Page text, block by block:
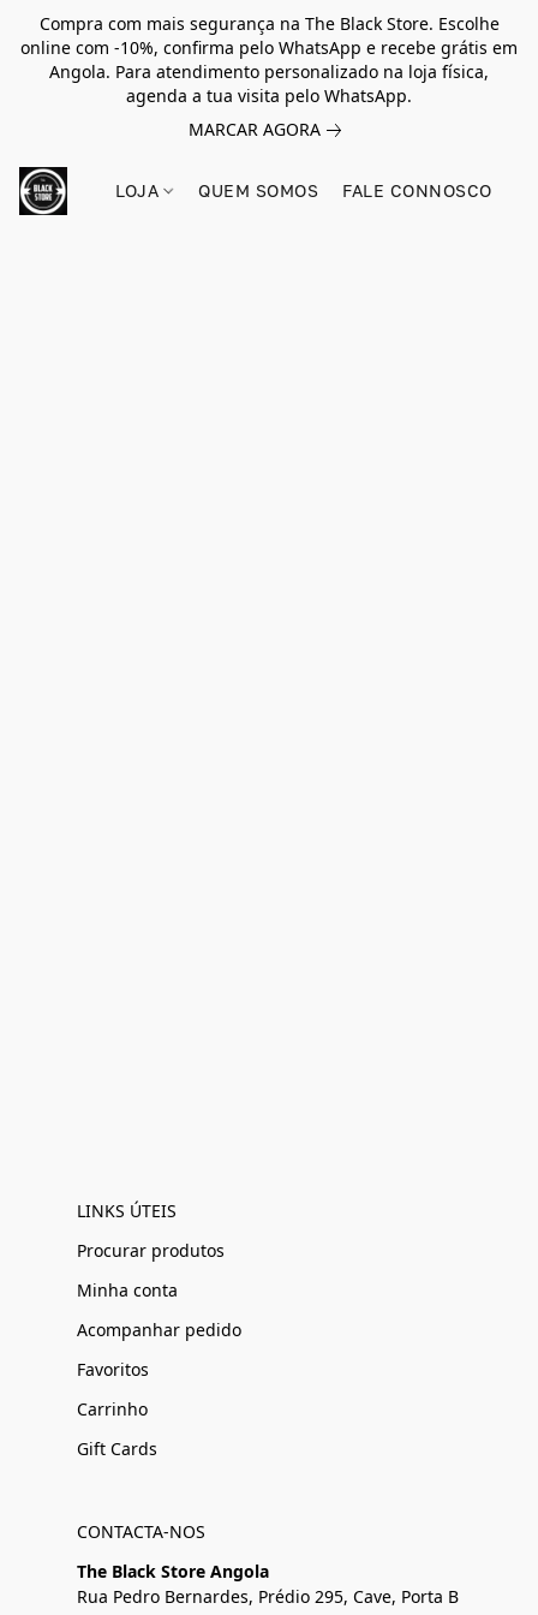
Compra com mais segurança na The Black Store. Escolhe
online com -10%, confirma pelo WhatsApp e recebe grátis em
Angola. Para atendimento personalizado na loja física,
agenda a tua visita pelo WhatsApp.
MARCAR AGORA
LOJA QUEM SOMOS FALE CONNOSCO
LINKS ÚTEIS
Procurar produtos
Minha conta
Acompanhar pedido
Favoritos
Carrinho
Gift Cards
CONTACTA-NOS
The Black Store Angola
Rua Pedro Bernardes, Prédio 295, Cave, Porta B